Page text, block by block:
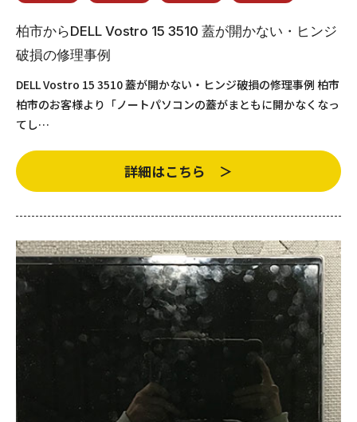
柏市からDELL Vostro 15 3510 蓋が開かない・ヒンジ
破損の修理事例
DELL Vostro 15 3510 蓋が開かない・ヒンジ破損の修理事例 柏市
柏市のお客様より「ノートパソコンの蓋がまともに開かなくなっ
てし…
詳細はこちら ＞